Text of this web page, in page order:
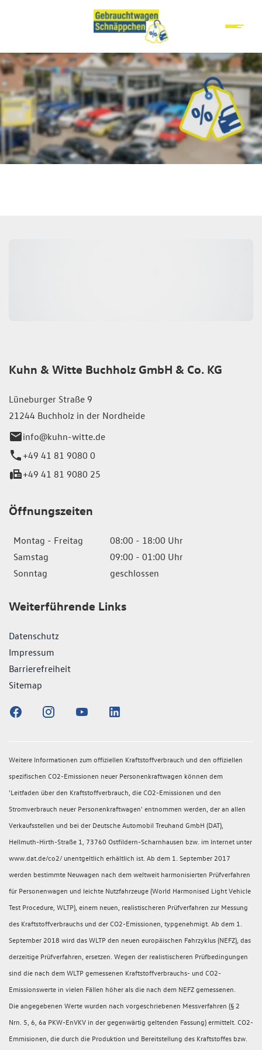
Kuhn & Witte Buchholz GmbH & Co. KG
Lüneburger Straße 9
21244 Buchholz in der Nordheide
info@kuhn-witte.de
+49 41 81 9080 0
+49 41 81 9080 25
Öffnungszeiten
Montag - Freitag
08:00 - 18:00 Uhr
Samstag
09:00 - 01:00 Uhr
Sonntag
geschlossen
Weiterführende Links
Datenschutz
Impressum
Barrierefreiheit
Sitemap
Weitere Informationen zum offiziellen Kraftstoffverbrauch und den offiziellen
spezifischen CO2-Emissionen neuer Personenkraftwagen können dem
'Leitfaden über den Kraftstoffverbrauch, die CO2-Emissionen und den
Stromverbrauch neuer Personenkraftwagen' entnommen werden, der an allen
Verkaufsstellen und bei der Deutsche Automobil Treuhand GmbH (DAT),
Hellmuth-Hirth-Straße 1, 73760 Ostfildern-Scharnhausen bzw. im Internet unter
www.dat.de/co2/ unentgeltlich erhältlich ist. Ab dem 1. September 2017
werden bestimmte Neuwagen nach dem weltweit harmonisierten Prüfverfahren
für Personenwagen und leichte Nutzfahrzeuge (World Harmonised Light Vehicle
Test Procedure, WLTP), einem neuen, realistischeren Prüfverfahren zur Messung
des Kraftstoffverbrauchs und der CO2-Emissionen, typgenehmigt. Ab dem 1.
September 2018 wird das WLTP den neuen europäischen Fahrzyklus (NEFZ), das
derzeitige Prüfverfahren, ersetzen. Wegen der realistischeren Prüfbedingungen
sind die nach dem WLTP gemessenen Kraftstoffverbrauchs- und CO2-
Emissionswerte in vielen Fällen höher als die nach dem NEFZ gemessenen.
Die angegebenen Werte wurden nach vorgeschriebenen Messverfahren (§ 2
Nrn. 5, 6, 6a PKW-EnVKV in der gegenwärtig geltenden Fassung) ermittelt. CO2-
Emmisionen, die durch die Produktion und Bereitstellung des Kraftstoffes bzw.